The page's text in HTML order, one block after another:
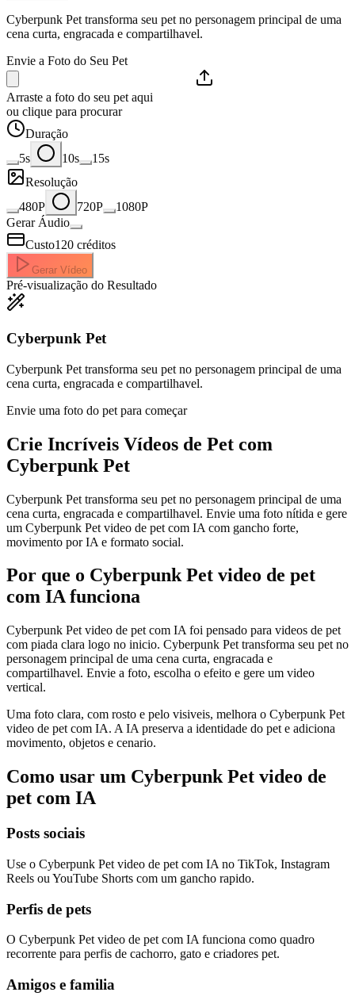
Cyberpunk Pet transforma seu pet no personagem principal de uma
cena curta, engracada e compartilhavel.
Envie a Foto do Seu Pet
Arraste a foto do seu pet aqui
ou clique para procurar
Duração
5s
10s
15s
Resolução
480P
720P
1080P
Gerar Áudio
Custo120 créditos
Gerar Vídeo
Pré-visualização do Resultado
Cyberpunk Pet
Cyberpunk Pet transforma seu pet no personagem principal de uma
cena curta, engracada e compartilhavel.
Envie uma foto do pet para começar
Crie Incríveis Vídeos de Pet com
Cyberpunk Pet
Cyberpunk Pet transforma seu pet no personagem principal de uma
cena curta, engracada e compartilhavel. Envie uma foto nítida e gere
um Cyberpunk Pet video de pet com IA com gancho forte,
movimento por IA e formato social.
Por que o Cyberpunk Pet video de pet
com IA funciona
Cyberpunk Pet video de pet com IA foi pensado para videos de pet
com piada clara logo no inicio. Cyberpunk Pet transforma seu pet no
personagem principal de uma cena curta, engracada e
compartilhavel. Envie a foto, escolha o efeito e gere um video
vertical.
Uma foto clara, com rosto e pelo visiveis, melhora o Cyberpunk Pet
video de pet com IA. A IA preserva a identidade do pet e adiciona
movimento, objetos e cenario.
Como usar um Cyberpunk Pet video de
pet com IA
Posts sociais
Use o Cyberpunk Pet video de pet com IA no TikTok, Instagram
Reels ou YouTube Shorts com um gancho rapido.
Perfis de pets
O Cyberpunk Pet video de pet com IA funciona como quadro
recorrente para perfis de cachorro, gato e criadores pet.
Amigos e familia